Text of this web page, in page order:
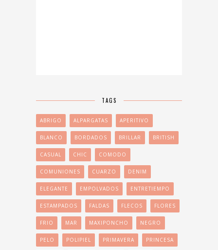
TAGS
ABRIGO ALPARGATAS APERITIVO
BLANCO BORDADOS BRILLAR BRITISH
CASUAL CHIC COMODO
COMUNIONES CUARZO DENIM
ELEGANTE EMPOLVADOS ENTRETIEMPO
ESTAMPADOS FALDAS FLECOS FLORES
FRIO MAR MAXIPONCHO NEGRO
PELO POLIPIEL PRIMAVERA PRINCESA